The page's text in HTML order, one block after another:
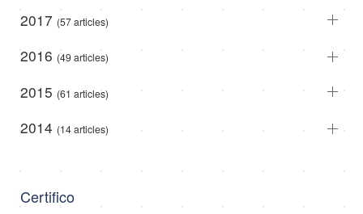
2017 (57 articles)
2016 (49 articles)
2015 (61 articles)
2014 (14 articles)
Certifico